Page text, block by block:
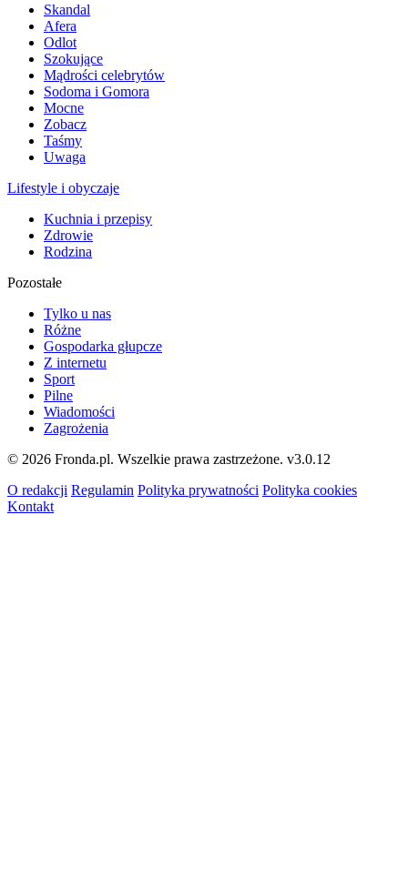
Skandal
Afera
Odlot
Szokujące
Mądrości celebrytów
Sodoma i Gomora
Mocne
Zobacz
Taśmy
Uwaga
Lifestyle i obyczaje
Kuchnia i przepisy
Zdrowie
Rodzina
Pozostałe
Tylko u nas
Różne
Gospodarka głupcze
Z internetu
Sport
Pilne
Wiadomości
Zagrożenia
© 2026 Fronda.pl. Wszelkie prawa zastrzeżone. v3.0.12
O redakcji Regulamin Polityka prywatności Polityka cookies
Kontakt